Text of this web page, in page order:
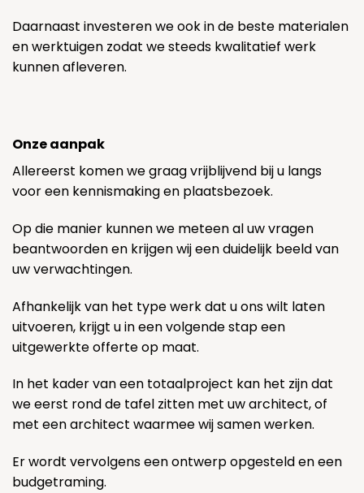
Daarnaast investeren we ook in de beste materialen
en werktuigen zodat we steeds kwalitatief werk
kunnen afleveren.
Onze aanpak
Allereerst komen we graag vrijblijvend bij u langs
voor een kennismaking en plaatsbezoek.
Op die manier kunnen we meteen al uw vragen
beantwoorden en krijgen wij een duidelijk beeld van
uw verwachtingen.
Afhankelijk van het type werk dat u ons wilt laten
uitvoeren, krijgt u in een volgende stap een
uitgewerkte offerte op maat.
In het kader van een totaalproject kan het zijn dat
we eerst rond de tafel zitten met uw architect, of
met een architect waarmee wij samen werken.
Er wordt vervolgens een ontwerp opgesteld en een
budgetraming.